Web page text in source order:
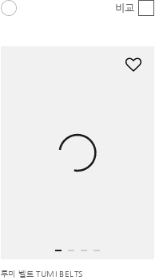
비교
투미 벨트 TUMI BELTS